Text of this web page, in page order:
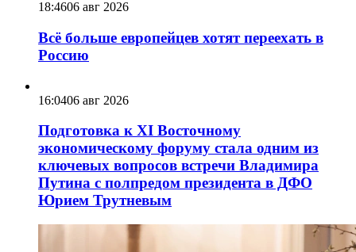
18:4606 авг 2026
Всё больше европейцев хотят переехать в
Россию
16:0406 авг 2026
Подготовка к XI Восточному
экономическому форуму стала одним из
ключевых вопросов встречи Владимира
Путина с полпредом президента в ДФО
Юрием Трутневым